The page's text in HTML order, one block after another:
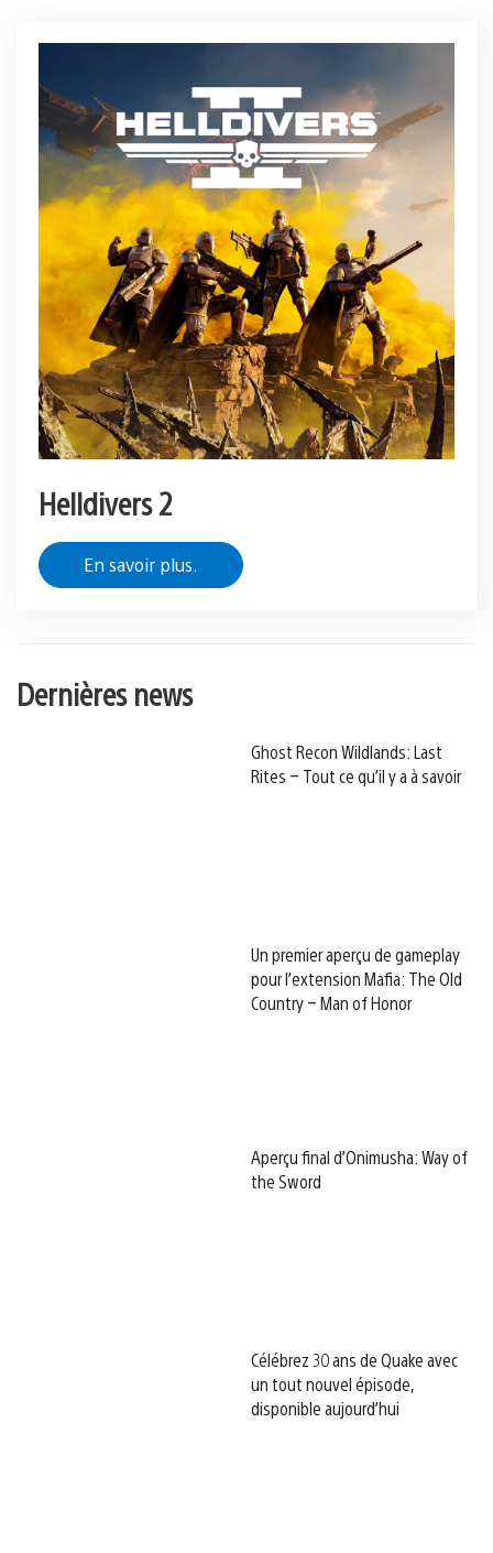
Helldivers 2
En savoir plus.
Dernières news
Ghost Recon Wildlands: Last
Rites – Tout ce qu’il y a à savoir
Un premier aperçu de gameplay
pour l’extension Mafia: The Old
Country – Man of Honor
Aperçu final d’Onimusha: Way of
the Sword
Célébrez 30 ans de Quake avec
un tout nouvel épisode,
disponible aujourd’hui